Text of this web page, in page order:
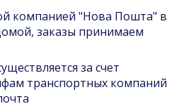
компанией "Нова Пошта" в
заказы принимаем
за счет
транспортных компаний